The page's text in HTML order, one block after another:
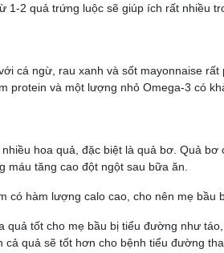
1-2 quả trứng luộc sẽ giúp ích rất nhiều
cá ngừ, rau xanh và sốt mayonnaise
protein và một lượng nhỏ Omega-3 có
hoa quả, đặc biệt là quả bơ. Quả
máu tăng cao đột ngột sau bữa ăn.
có hàm lượng calo cao, cho nên mẹ
quả tốt cho mẹ bầu bị tiểu đường như
quả sẽ tốt hơn cho bệnh tiểu đường